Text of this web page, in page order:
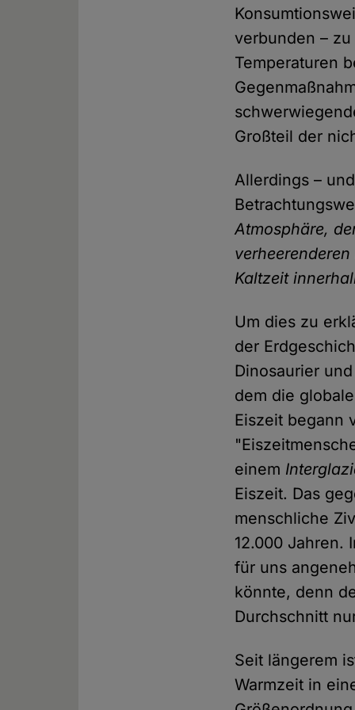
verbunden –
Temperaturen
Großteil der
Allerdings –
Atmosphäre,
Kaltzeit
Um dies zu
der
Dinosaurier
dem die
Eiszeit begann
einem
Eiszeit. Das
menschliche
12.000 Jahren.
für uns
könnte, denn
Durchschnitt
Seit längerem
Warmzeit in